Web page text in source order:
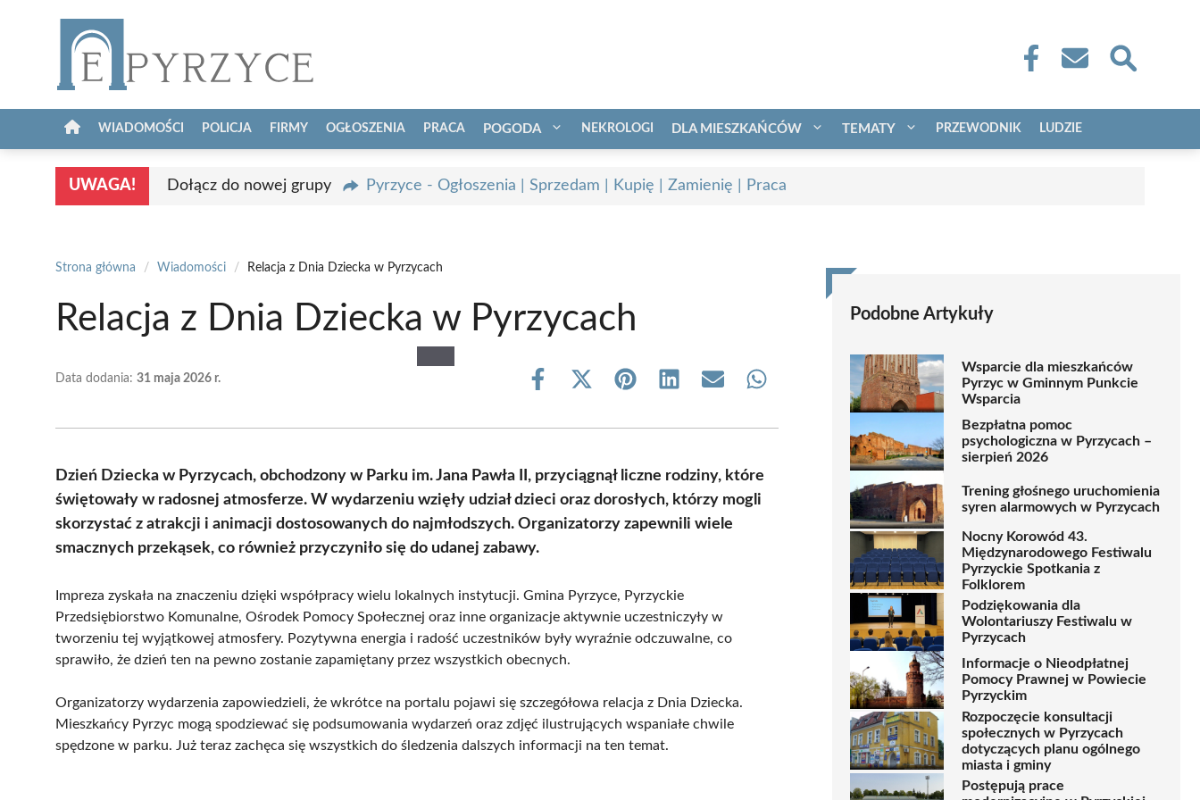
WIADOMOŚCI POLICJA FIRMY OGŁOSZENIA PRACA POGODA NEKROLOGI DLA MIESZKAŃCÓW TEMATY PRZEWODNIK LUDZIE
UWAGA! Dołącz do nowej grupy Pyrzyce - Ogłoszenia | Sprzedam | Kupię | Zamienię | Praca
Strona główna / Wiadomości / Relacja z Dnia Dziecka w Pyrzycach
Relacja z Dnia Dziecka w Pyrzycach
Data dodania: 31 maja 2026 r.
Share
Share
(Twitter)
Share Share Share Share
Dzień Dziecka w Pyrzycach, obchodzony w Parku im. Jana Pawła II, przyciągnął liczne rodziny, które
świętowały w radosnej atmosferze. W wydarzeniu wzięły udział dzieci oraz dorosłych, którzy mogli
skorzystać z atrakcji i animacji dostosowanych do najmłodszych. Organizatorzy zapewnili wiele
smacznych przekąsek, co również przyczyniło się do udanej zabawy.
Impreza zyskała na znaczeniu dzięki współpracy wielu lokalnych instytucji. Gmina Pyrzyce, Pyrzyckie
Przedsiębiorstwo Komunalne, Ośrodek Pomocy Społecznej oraz inne organizacje aktywnie uczestniczyły w
tworzeniu tej wyjątkowej atmosfery. Pozytywna energia i radość uczestników były wyraźnie odczuwalne, co
sprawiło, że dzień ten na pewno zostanie zapamiętany przez wszystkich obecnych.
Organizatorzy wydarzenia zapowiedzieli, że wkrótce na portalu pojawi się szczegółowa relacja z Dnia Dziecka.
Mieszkańcy Pyrzyc mogą spodziewać się podsumowania wydarzeń oraz zdjęć ilustrujących wspaniałe chwile
spędzone w parku. Już teraz zachęca się wszystkich do śledzenia dalszych informacji na ten temat.
Podobne Artykuły
Wsparcie dla mieszkańców
Pyrzyc w Gminnym Punkcie
Wsparcia
Bezpłatna pomoc
psychologiczna w Pyrzycach –
sierpień 2026
Trening głośnego uruchomienia
syren alarmowych w Pyrzycach
Nocny Korowód 43.
Międzynarodowego Festiwalu
Pyrzyckie Spotkania z
Folklorem
Podziękowania dla
Wolontariuszy Festiwalu w
Pyrzycach
Informacje o Nieodpłatnej
Pomocy Prawnej w Powiecie
Pyrzyckim
Rozpoczęcie konsultacji
społecznych w Pyrzycach
dotyczących planu ogólnego
miasta i gminy
Postępują prace